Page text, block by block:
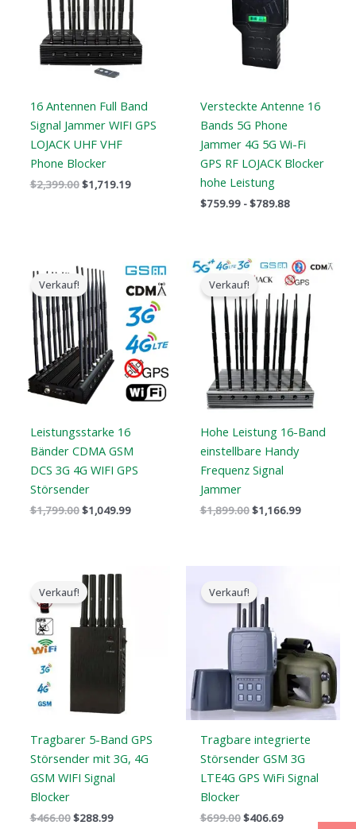
16 Antennen Full Band
Signal Jammer WIFI GPS
LOJACK UHF VHF
Phone Blocker
$2,399.00$1,719.19
Versteckte Antenne 16
Bands 5G Phone
Jammer 4G 5G Wi-Fi
GPS RF LOJACK Blocker
hohe Leistung
$759.99 -$789.88
Verkauf!
Leistungsstarke 16
Bänder CDMA GSM
DCS 3G 4G WIFI GPS
Störsender
$1,799.00
Der
ursprüngliche
Preis
war:
$1,799.00.
$1,049.99
Der
aktuelle
Preis
ist:
$1,049.99.
Verkauf!
Hohe Leistung 16-Band
einstellbare Handy
Frequenz Signal
Jammer
$1,899.00
Der
ursprüngliche
Preis
war:
$1,899.00.
$1,166.99
Der
aktuelle
Preis
ist:
$1,166.99.
Verkauf!
Tragbarer 5-Band GPS
Störsender mit 3G, 4G
GSM WIFI Signal
Blocker
$466.00
Der
ursprüngliche
Preis
war:
$466.00.
$288.99
Der
aktuelle
Preis
ist:
$288.99.
Verkauf!
Tragbare integrierte
Störsender GSM 3G
LTE4G GPS WiFi Signal
Blocker
$699.00
ursprüngliche
Preis
war:
$699.00.
$406.69